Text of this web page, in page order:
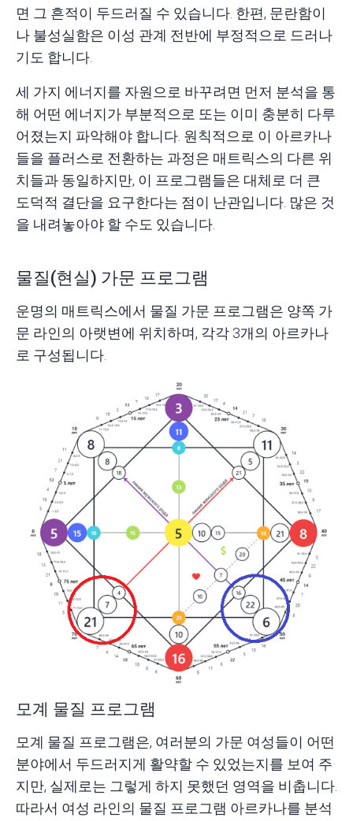
면 그 흔적이 두드러질 수 있습니다. 한편, 문란함이
나 불성실함은 이성 관계 전반에 부정적으로 드러나
기도 합니다.
세 가지 에너지를 자원으로 바꾸려면 먼저 분석을 통
해 어떤 에너지가 부분적으로 또는 이미 충분히 다루
어졌는지 파악해야 합니다. 원칙적으로 이 아르카나
들을 플러스로 전환하는 과정은 매트릭스의 다른 위
치들과 동일하지만, 이 프로그램들은 대체로 더 큰
도덕적 결단을 요구한다는 점이 난관입니다. 많은 것
을 내려놓아야 할 수도 있습니다.
물질(현실) 가문 프로그램
운명의 매트릭스에서 물질 가문 프로그램은 양쪽 가
문 라인의 아랫변에 위치하며, 각각 3개의 아르카나
로 구성됩니다.
모계 물질 프로그램
모계 물질 프로그램은, 여러분의 가문 여성들이 어떤
분야에서 두드러지게 활약할 수 있었는지를 보여 주
지만, 실제로는 그렇게 하지 못했던 영역을 비춥니다.
따라서 여성 라인의 물질 프로그램 아르카나를 분석